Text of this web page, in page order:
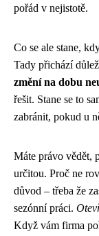
pořád v nejistotě.
Co se ale stane,
Tady přichází
změní na dobu
řešit. Stane se to
zabránit, pokud u
Máte právo vědět,
určitou. Proč ne
důvod – třeba že
sezónní práci.
Když vám firma